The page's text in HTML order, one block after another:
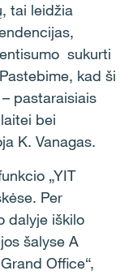
tai leidžia
sukurti
kad ši
pastaraisiais
bei
K. Vanagas.
„YIT
Per
dalyje iškilo
šalyse A
Office“,